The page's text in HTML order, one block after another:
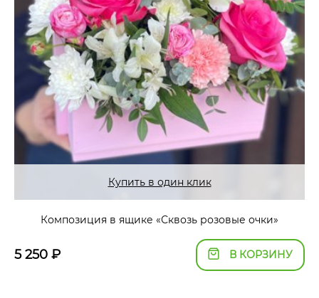
Купить в один клик
Композиция в ящике «Сквозь розовые очки»
5 250 ₽ В КОРЗИНУ